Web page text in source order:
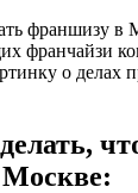
франшизу в
франчайзи
о делах